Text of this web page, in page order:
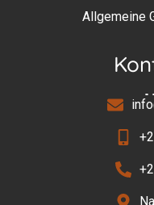
Allgemeine